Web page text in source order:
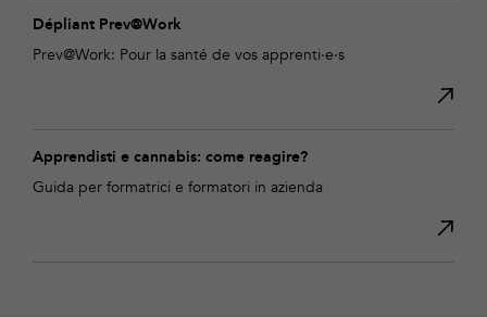
Dépliant Prev@Work
Prev@Work: Pour la santé de vos apprenti·e·s
Apprendisti e cannabis: come reagire?
Guida per formatrici e formatori in azienda